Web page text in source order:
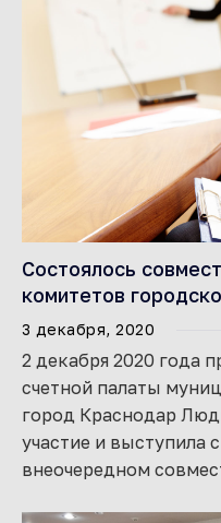
Состоялось
комитетов
3 декабря, 2020
2 декабря 2020 года
счетной палаты
город Краснодар
участие и выступила
внеочередном